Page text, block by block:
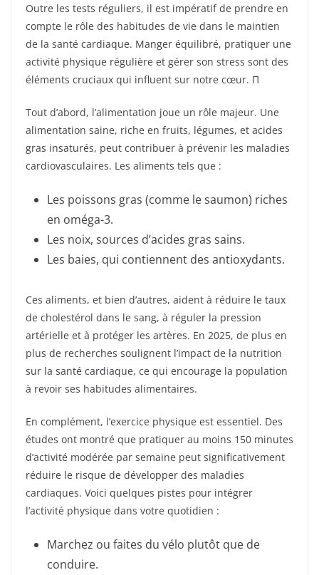
Outre les tests réguliers, il est impératif de prendre en
compte le rôle des habitudes de vie dans le maintien
de la santé cardiaque. Manger équilibré, pratiquer une
activité physique régulière et gérer son stress sont des
éléments cruciaux qui influent sur notre cœur. П
Tout d’abord, l’alimentation joue un rôle majeur. Une
alimentation saine, riche en fruits, légumes, et acides
gras insaturés, peut contribuer à prévenir les maladies
cardiovasculaires. Les aliments tels que :
Les poissons gras (comme le saumon) riches
en oméga-3.
Les noix, sources d’acides gras sains.
Les baies, qui contiennent des antioxydants.
Ces aliments, et bien d’autres, aident à réduire le taux
de cholestérol dans le sang, à réguler la pression
artérielle et à protéger les artères. En 2025, de plus en
plus de recherches soulignent l’impact de la nutrition
sur la santé cardiaque, ce qui encourage la population
à revoir ses habitudes alimentaires.
En complément, l’exercice physique est essentiel. Des
études ont montré que pratiquer au moins 150 minutes
d’activité modérée par semaine peut significativement
réduire le risque de développer des maladies
cardiaques. Voici quelques pistes pour intégrer
l’activité physique dans votre quotidien :
Marchez ou faites du vélo plutôt que de
conduire.